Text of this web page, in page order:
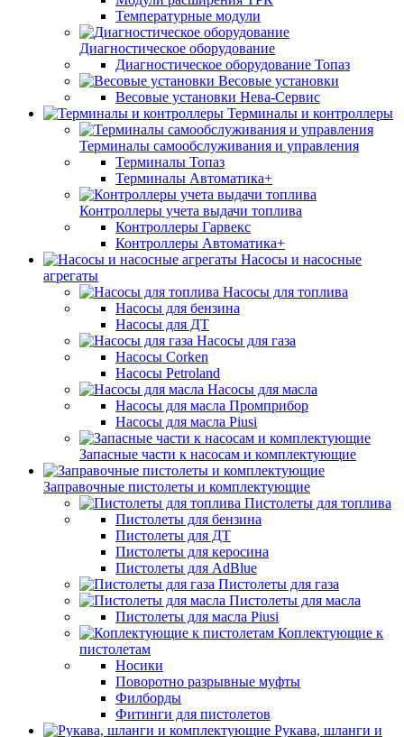
Температурные модули
Диагностическое оборудование
Диагностическое оборудование Топаз
Весовые установки
Весовые установки Нева-Сервис
Терминалы и контроллеры
Терминалы самообслуживания и управления
Терминалы Топаз
Терминалы Автоматика+
Контроллеры учета выдачи топлива
Контроллеры Гарвекс
Контроллеры Автоматика+
Насосы и насосные
агрегаты
Насосы для топлива
Насосы для бензина
Насосы для ДТ
Насосы для газа
Насосы Corken
Насосы Petroland
Насосы для масла
Насосы для масла Промприбор
Насосы для масла Piusi
Запасные части к насосам и комплектующие
Заправочные пистолеты и комплектующие
Пистолеты для топлива
Пистолеты для бензина
Пистолеты для ДТ
Пистолеты для керосина
Пистолеты для AdBlue
Пистолеты для газа
Пистолеты для масла
Пистолеты для масла Piusi
Коплектующие к
пистолетам
Носики
Поворотно разрывные муфты
Филборды
Фитинги для пистолетов
Рукава, шланги и